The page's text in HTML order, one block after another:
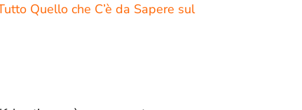
Quello che C’è da Sapere sul